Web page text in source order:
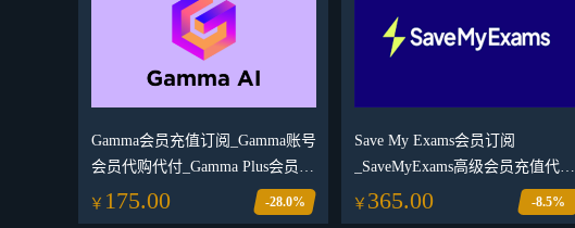
Gamma会员充值订阅_Gamma账号
会员代购代付_Gamma Plus会员充
值订阅【人工发货】
￥ 175.00 -28.0%
Save My Exams会员订阅
_SaveMyExams高级会员充值代购
_SaveMyExams会员交易平台
￥ 365.00 -8.5%